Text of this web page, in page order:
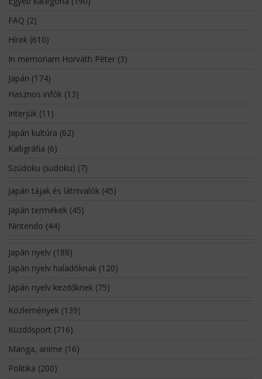
FAQ (2)
Hírek(610)
In memoriam Horváth Péter(3)
Japán (174)
Hasznos infók(13)
Interjúk(11)
Japán kultúra (62)
Kalligráfia (6)
Szúdoku (sudoku) (7)
Japán tájak és látnivalók(45)
Japán termékek(45)
Nintendo (44)
Japán nyelv(188)
Japán nyelv haladóknak(120)
Japán nyelv kezdőknek(75)
Közlemények(139)
Küzdősport (716)
Manga, anime (16)
Politika (200)